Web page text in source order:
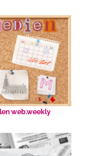
web.weekly